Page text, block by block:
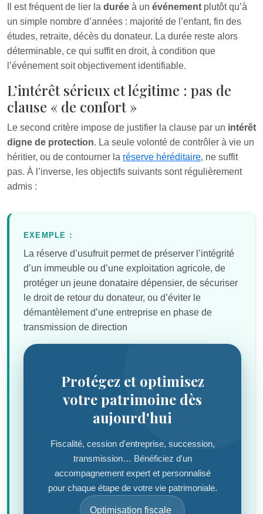
Il est fréquent de lier la durée à un événement plutôt qu’à
un simple nombre d’années : majorité de l’enfant, fin des
études, retraite, décès du donateur. La durée reste alors
déterminable, ce qui suffit en droit, à condition que
l’événement soit objectivement identifiable.
L’intérêt sérieux et légitime : pas de
clause « de confort »
Le second critère impose de justifier la clause par un intérêt
digne de protection. La seule volonté de contrôler à vie un
héritier, ou de contourner la réserve héréditaire, ne suffit
pas. À l’inverse, les objectifs suivants sont régulièrement
admis :
EXEMPLE :
La réserve d’usufruit permet de préserver l’intégrité
d’un immeuble ou d’une exploitation agricole, de
protéger un jeune donataire dépensier, de sécuriser
le droit de retour du donateur, ou d’éviter le
démantèlement d’une entreprise en phase de
transmission de direction
Protégez et optimisez
votre patrimoine dès
aujourd'hui
Fiscalité, cession d'entreprise, succession,
transmission… Bénéficiez d'un
accompagnement expert et personnalisé
pour chaque étape de votre vie patrimoniale.
Optimisation fiscale